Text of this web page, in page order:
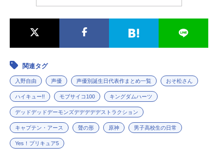
関連タグ
入野自由 声優 声優別誕生日代表作まとめ一覧 おそ松さん
ハイキュー!! モブサイコ100 キングダムハーツ
デッドデッドデーモンズデデデデデストラクション
キャプテン・アース 聲の形 原神 男子高校生の日常
Yes！プリキュア5